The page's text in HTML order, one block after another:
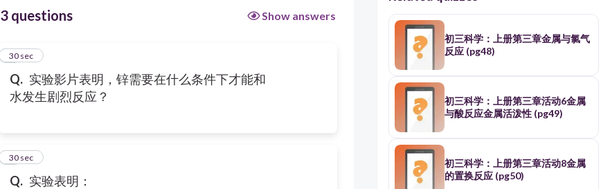
3 questions Show answers
Q. 实验影片表明，锌需要在什么条件下才能和
水发生剧烈反应？
1
30 sec
Q. 实验表明：
2
30 sec
初三科学：上册第三章金属与氯气
反应 (pg48)
初三科学：上册第三章活动6金属
与酸反应金属活泼性 (pg49)
初三科学：上册第三章活动8金属
的置换反应 (pg50)